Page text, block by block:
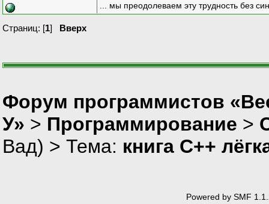
... мы преодолеваем эту трудность без
Страниц: [1] Вверх
Форум программистов
У» > Программирование >
Вад) > Тема: книга C++
Powered by SMF